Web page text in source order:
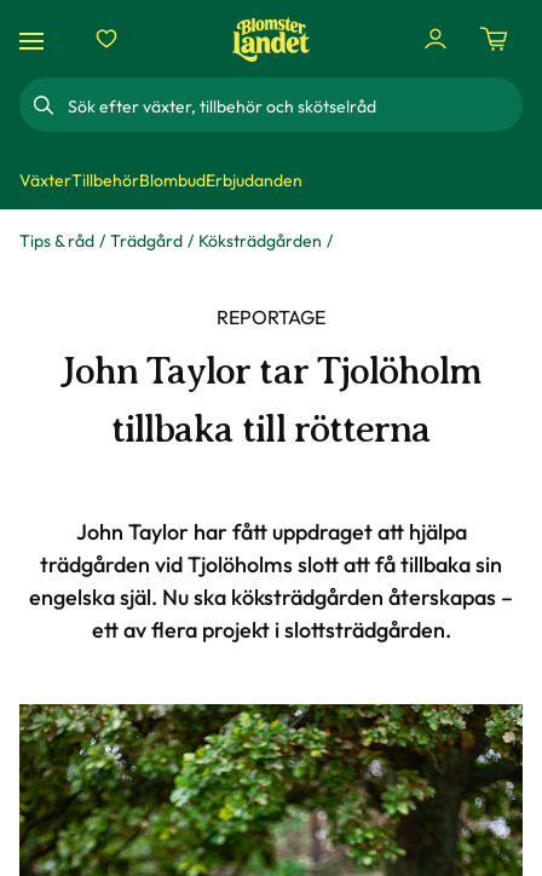
Sök
VäxterTillbehörBlombudErbjudanden
Tips & råd Trädgård Köksträdgården
REPORTAGE
John Taylor tar Tjolöholm
tillbaka till rötterna
John Taylor har fått uppdraget att hjälpa
trädgården vid Tjolöholms slott att få tillbaka sin
engelska själ. Nu ska köksträdgården återskapas –
ett av flera projekt i slottsträdgården.